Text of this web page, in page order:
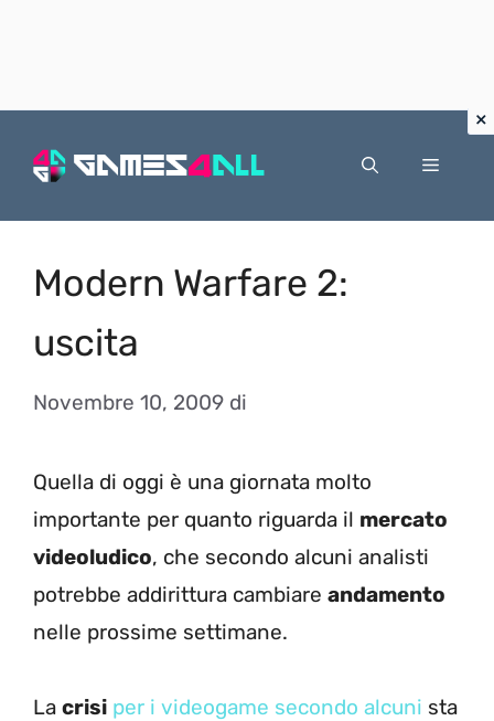
Menu
Modern Warfare 2:
uscita
Novembre 10, 2009 di
Quella di oggi è una giornata molto
importante per quanto riguarda il mercato
videoludico, che secondo alcuni analisti
potrebbe addirittura cambiare andamento
nelle prossime settimane.
La crisi per i videogame secondo alcuni sta